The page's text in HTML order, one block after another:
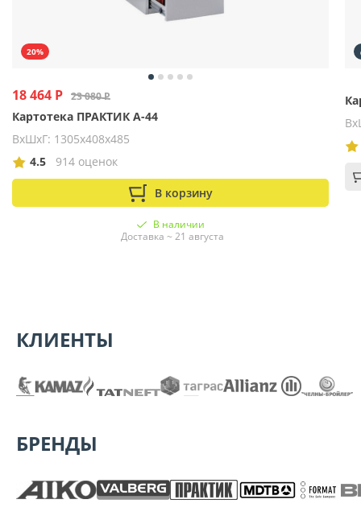
20%
18 464 Р 23 080 Р
Картотека ПРАКТИК А-44
ВхШхГ: 1305х408х485
4.5
914 оценок
В корзину
В наличии
Доставка ~ 21 августа
КЛИЕНТЫ
БРЕНДЫ